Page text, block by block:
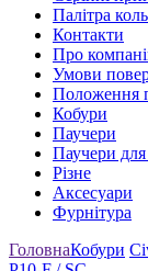
Палітра
Контакти
Про
Умови
Положення
Кобури
Паучери
Паучери для
Різне
Аксесуари
Фурнітура
ГоловнаКобури